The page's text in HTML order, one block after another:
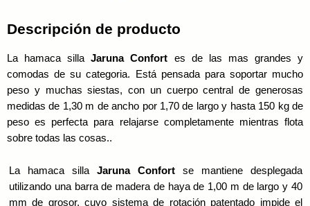
Descripción de producto
La hamaca sillaJaruna Confort es de las mas grandes y
comodas de su categoria. Está pensada para soportar mucho
peso y muchas siestas, con un cuerpo central de generosas
medidas de 1,30 m de ancho por 1,70 de largo y hasta 150 kg de
peso es perfecta para relajarse completamente mientras flota
sobre todas las cosas..
La hamaca silla Jaruna Confort se mantiene desplegada
utilizando una barra de madera de haya de 1,00 m de largo y 40
mm de grosor, cuyo sistema de rotación patentado impide el